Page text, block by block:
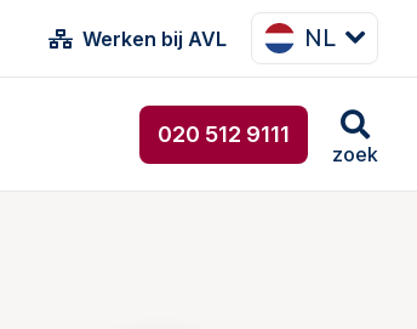
Werken bij AVL NL
020 512 9111
zoek